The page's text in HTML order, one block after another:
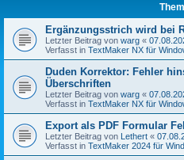
Ergänzungsstrich wird bei
Letzter Beitrag von warg «
Verfasst in TextMaker NX für
Duden Korrektor: Fehler
Überschriften
Letzter Beitrag von warg «
Verfasst in TextMaker NX für
Export als PDF Formular
Letzter Beitrag von Lethert «
Verfasst in TextMaker 2024 für